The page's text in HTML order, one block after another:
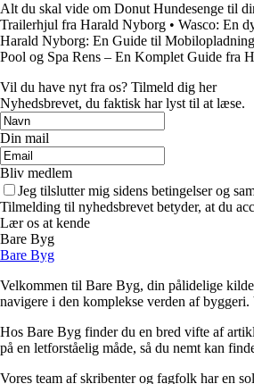
Alt du skal vide om Donut Hundesenge til
Trailerhjul fra Harald Nyborg • Wasco: En
Harald Nyborg: En Guide til Mobilopladning
Pool og Spa Rens – En Komplet Guide fra
Vil du have nyt fra os? Tilmeld dig her
Nyhedsbrevet, du faktisk har lyst til at læse.
Din mail
Bliv medlem
Jeg tilslutter mig sidens betingelser og
Tilmelding til nyhedsbrevet betyder, at du
Lær os at kende
Bare Byg
Bare Byg
Velkommen til Bare Byg, din pålidelige
navigere i den komplekse verden af
Hos Bare Byg finder du en bred vifte af
på en letforståelig måde, så du nemt kan
Vores team af skribenter og fagfolk har en